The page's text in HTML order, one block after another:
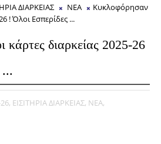
ΔΙΑΡΚΕΙΑΣ ΝΕΑ
Κυκλοφόρησαν
! Όλοι Εσπερίδες ...
διαρκείας 2025-26
ΕΙΣΙΤΗΡΙΑ ΔΙΑΡΚΕΙΑΣ, ΝΕΑ,